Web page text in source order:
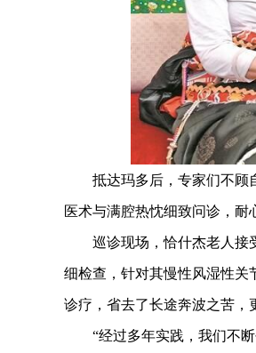
抵达玛多后，专家们不顾自
医术与满腔热忱细致问诊，耐
巡诊现场，恰什杰老人接受
细检查，针对其慢性风湿性关
诊疗，省去了长途奔波之苦，
“经过多年实践，我们不断